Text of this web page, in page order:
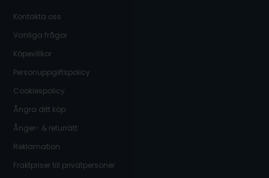
Kontakta oss
Vanliga frågor
Köpevillkor
Personuppgiftspolicy
Cookiespolicy
Ångra ditt köp
Ånger- & returrätt
Reklamation
Fraktpriser till privatpersoner